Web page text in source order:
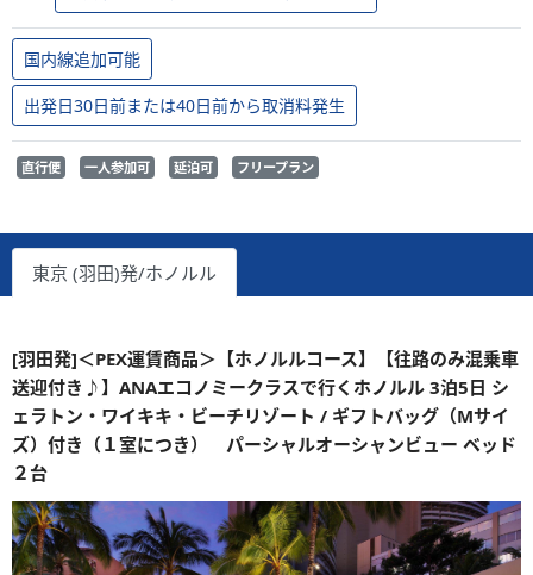
国内線追加可能
出発日30日前または40日前から取消料発生
直行便 一人参加可 延泊可 フリープラン
東京 (羽田)発/ホノルル
[羽田発]＜PEX運賃商品＞【ホノルルコース】【往路のみ混乗車
送迎付き♪】ANAエコノミークラスで行くホノルル 3泊5日 シ
ェラトン・ワイキキ・ビーチリゾート / ギフトバッグ（Mサイ
ズ）付き（１室につき） パーシャルオーシャンビュー ベッド
２台